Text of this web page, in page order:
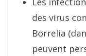
des virus
Borrelia
peuvent